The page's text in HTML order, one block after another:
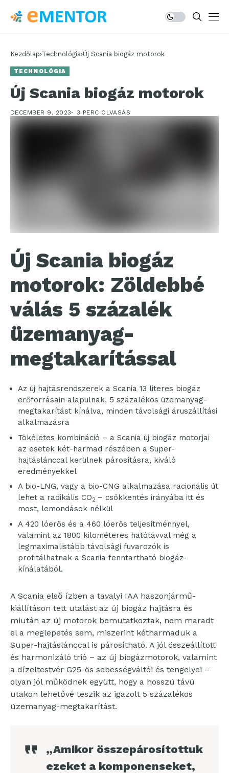
Kezdőlap Technológia Új Scania biogáz motorok
TECHNOLÓGIA
Új Scania biogáz motorok
DECEMBER 9, 2023 3 PERC OLVASÁS
Új Scania biogáz
motorok: Zöldebbé
válás 5 százalék
üzemanyag-
megtakarítással
Az új hajtásrendszerek a Scania 13 literes biogáz
erőforrásain alapulnak, 5 százalékos üzemanyag-
megtakarítást kínálva, minden távolsági áruszállítási
alkalmazásra
Tökéletes kombináció – a Scania új biogáz motorjai
az esetek két-harmad részében a Super-
hajtáslánccal kerülnek párosításra, kiváló
eredményekkel
A bio-LNG, vagy a bio-CNG alkalmazása racionális út
lehet a radikális CO2 – csökkentés irányába itt és
most, lemondások nélkül
A 420 lóerős és a 460 lóerős teljesítménnyel,
valamint az 1800 kilométeres hatótávval még a
legmaximalistább távolsági fuvarozók is
profitálhatnak a Scania fenntartható biogáz-
kínálatából.
A Scania első ízben a tavalyi IAA haszonjármű-
kiállításon tett utalást az új biogáz hajtásra és
miután az új motorok bemutatkoztak, nem maradt
el a meglepetés sem, miszerint kétharmaduk a
Super-hajtáslánccal is párosítható. A jól összeállított
és harmonizáló trió – az új biogázmotorok, valamint
a dízeltestvér G25-ös sebességváltói és tengelyei –
olyan jól működnek együtt, hogy a hosszú távú
utakon lehetővé teszik az igazolt 5 százalékos
üzemanyag-megtakarítást.
„Amikor összepárosítottuk
ezeket a komponenseket,